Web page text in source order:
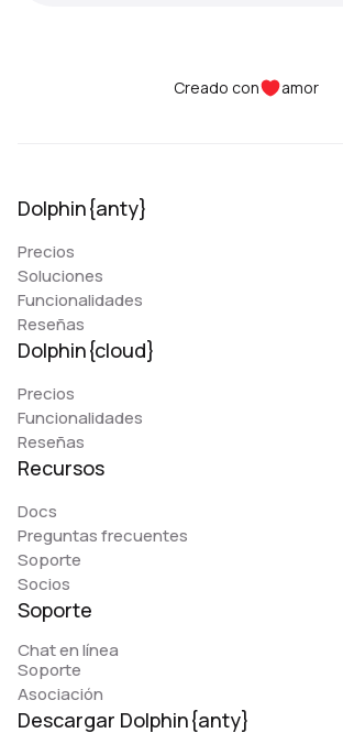
Creado con amor
Dolphin{anty}
Precios
Soluciones
Funcionalidades
Reseñas
Dolphin{cloud}
Precios
Funcionalidades
Reseñas
Recursos
Docs
Preguntas frecuentes
Soporte
Socios
Soporte
Chat en línea
Soporte
Asociación
Descargar Dolphin{anty}